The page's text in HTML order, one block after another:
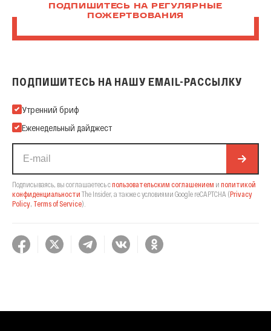
ПОДПИШИТЕСЬ НА РЕГУЛЯРНЫЕ
ПОЖЕРТВОВАНИЯ
ПОДПИШИТЕСЬ НА НАШУ EMAIL-РАССЫЛКУ
Подпишитесь на нашу Email-рассылку
Утренний бриф
Еженедельный дайджест
Подписываясь, вы соглашаетесь спользовательским соглашением и политикой
конфиденциальности The Insider, а также с условиями Google reCAPTCHA (Privacy
Policy, Terms of Service).